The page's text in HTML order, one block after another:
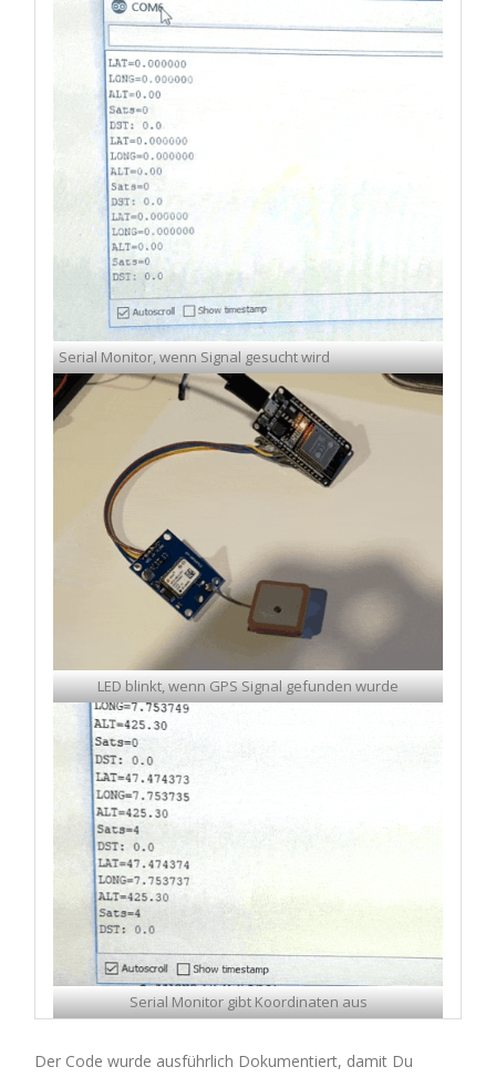
Serial Monitor, wenn Signal gesucht wird
LED blinkt, wenn GPS Signal gefunden wurde
Serial Monitor gibt Koordinaten aus
Der Code wurde ausführlich Dokumentiert, damit Du